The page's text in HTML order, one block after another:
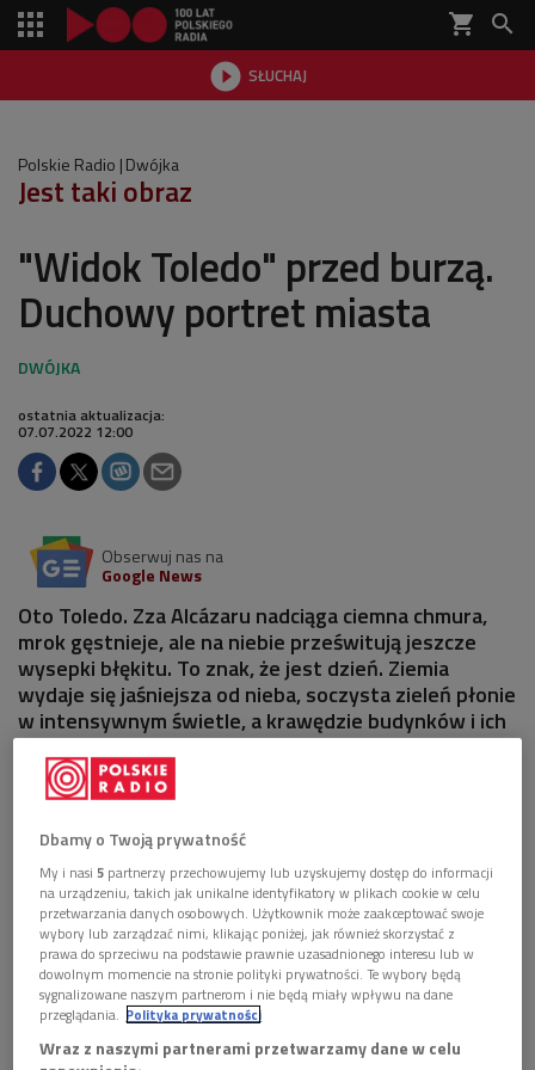
shopping_cart 
 SŁUCHAJ

Polskie Radio Dwójka
Jest taki obraz
"Widok Toledo" przed burzą.
Duchowy portret miasta
ostatnia aktualizacja:
07.07.2022 12:00
Obserwuj nas na
Google News
Oto Toledo. Zza Alcázaru nadciąga ciemna chmura,
mrok gęstnieje, ale na niebie prześwitują jeszcze
wysepki błękitu. To znak, że jest dzień. Ziemia
wydaje się jaśniejsza od nieba, soczysta zieleń płonie
w intensywnym świetle, a krawędzie budynków i ich
ściany od zachodu żarzą się w srebrzystej poświacie.
Dbamy o Twoją prywatność
My i nasi5 partnerzy przechowujemy lub uzyskujemy dostęp do informacji
na urządzeniu, takich jak unikalne identyfikatory w plikach cookie w celu
przetwarzania danych osobowych. Użytkownik może zaakceptować swoje
wybory lub zarządzać nimi, klikając poniżej, jak również skorzystać z
prawa do sprzeciwu na podstawie prawnie uzasadnionego interesu lub w
dowolnym momencie na stronie polityki prywatności. Te wybory będą
sygnalizowane naszym partnerom i nie będą miały wpływu na dane
przeglądania. Polityka prywatności
Wraz z naszymi partnerami przetwarzamy dane w celu